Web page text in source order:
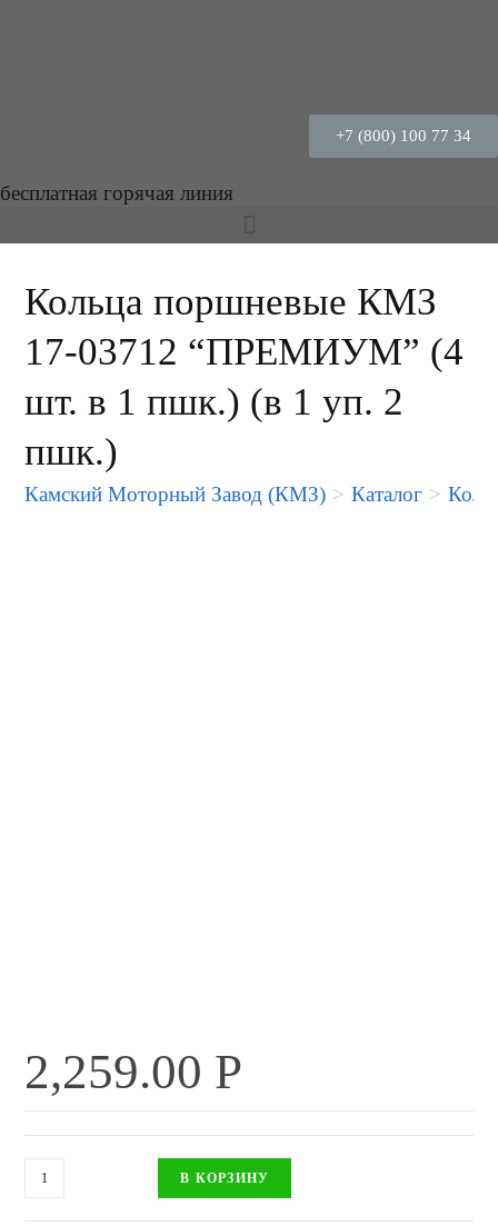
+7 (800) 100 77 34
бесплатная горячая линия
Кольца поршневые КМЗ
17-03712 “ПРЕМИУМ” (4
шт. в 1 пшк.) (в 1 уп. 2
пшк.)
Камский Моторный Завод (КМЗ) > Каталог >
2,259.00 Р
В КОРЗИНУ